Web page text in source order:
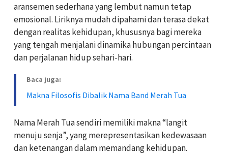
aransemen sederhana yang lembut namun tetap
emosional. Liriknya mudah dipahami dan terasa dekat
dengan realitas kehidupan, khususnya bagi mereka
yang tengah menjalani dinamika hubungan percintaan
dan perjalanan hidup sehari-hari.
Baca juga:
Makna Filosofis Dibalik Nama Band Merah Tua
Nama Merah Tua sendiri memiliki makna “langit
menuju senja”, yang merepresentasikan kedewasaan
dan ketenangan dalam memandang kehidupan.